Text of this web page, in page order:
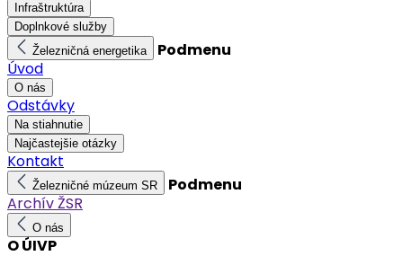
Infraštruktúra
Doplnkové služby
Železničná energetika
Podmenu
Úvod
O nás
Odstávky
Na stiahnutie
Najčastejšie otázky
Kontakt
Železničné múzeum SR
Podmenu
Archív ŽSR
O nás
O ÚIVP